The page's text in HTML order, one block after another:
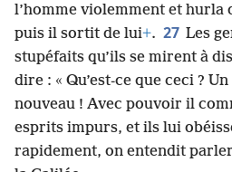
l’homme violemment et hurla
puis il sortit de lui+. 27 Les
stupéfaits qu’ils se mirent à
dire : « Qu’est-ce que ceci ?
nouveau ! Avec pouvoir il
esprits impurs, et ils lui
rapidement, on entendit